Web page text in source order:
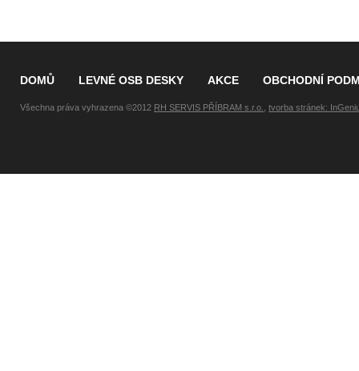
DOMŮ LEVNÉ OSB DESKY AKCE OBCHODNÍ
Všechna práva vyhrazena ©2012 RH SERVIS PŘÍBRAM s.r.o. tvorba stránek: